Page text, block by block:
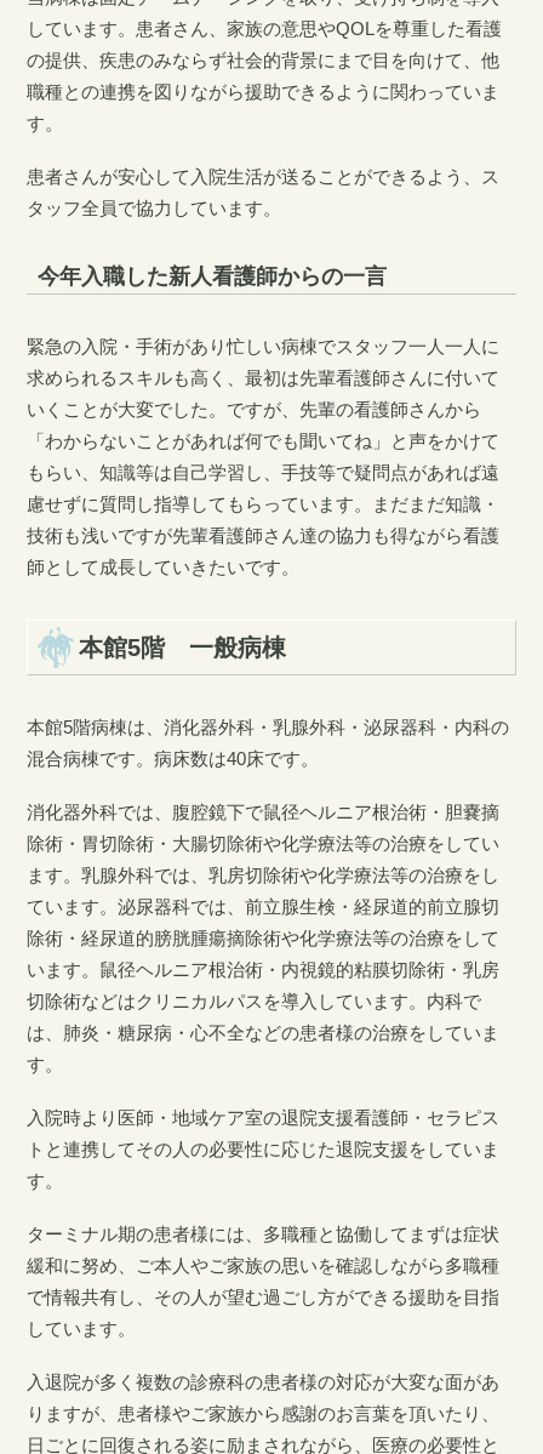
しています。患者さん、家族の意思やQOLを尊重した看護
の提供、疾患のみならず社会的背景にまで目を向けて、他
職種との連携を図りながら援助できるように関わっていま
す。
患者さんが安心して入院生活が送ることができるよう、ス
タッフ全員で協力しています。
今年入職した新人看護師からの一言
緊急の入院・手術があり忙しい病棟でスタッフ一人一人に
求められるスキルも高く、最初は先輩看護師さんに付いて
いくことが大変でした。ですが、先輩の看護師さんから
「わからないことがあれば何でも聞いてね」と声をかけて
もらい、知識等は自己学習し、手技等で疑問点があれば遠
慮せずに質問し指導してもらっています。まだまだ知識・
技術も浅いですが先輩看護師さん達の協力も得ながら看護
師として成長していきたいです。
本館5階 一般病棟
本館5階病棟は、消化器外科・乳腺外科・泌尿器科・内科の
混合病棟です。病床数は40床です。
消化器外科では、腹腔鏡下で鼠径ヘルニア根治術・胆嚢摘
除術・胃切除術・大腸切除術や化学療法等の治療をしてい
ます。乳腺外科では、乳房切除術や化学療法等の治療をし
ています。泌尿器科では、前立腺生検・経尿道的前立腺切
除術・経尿道的膀胱腫瘍摘除術や化学療法等の治療をして
います。鼠径ヘルニア根治術・内視鏡的粘膜切除術・乳房
切除術などはクリニカルパスを導入しています。内科で
は、肺炎・糖尿病・心不全などの患者様の治療をしていま
す。
入院時より医師・地域ケア室の退院支援看護師・セラピス
トと連携してその人の必要性に応じた退院支援をしていま
す。
ターミナル期の患者様には、多職種と協働してまずは症状
緩和に努め、ご本人やご家族の思いを確認しながら多職種
で情報共有し、その人が望む過ごし方ができる援助を目指
しています。
入退院が多く複数の診療科の患者様の対応が大変な面があ
りますが、患者様やご家族から感謝のお言葉を頂いたり、
日ごとに回復される姿に励まされながら、医療の必要性と